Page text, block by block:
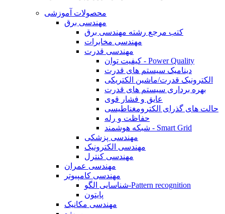
محصولات آموزشی
مهندسی برق
کتب مرجع رشته مهندسی برق
مهندسی مخابرات
مهندسی قدرت
کیفیت توان - Power Quality
دینامیک سیستم های قدرت
الکترونیک قدرت/ماشین الکتریکی
بهره برداری سیستم های قدرت
عایق و فشار قوی
حالت های گذرای الکترومغناطیسی
حفاظت و رله
شبکه هوشمند - Smart Grid
مهندسی پزشکی
مهندسی الکترونیک
مهندسی کنترل
مهندسی عمران
مهندسی کامپیوتر
شناسایی الگو-Pattern recognition
پایتون
مهندسی مکانیک